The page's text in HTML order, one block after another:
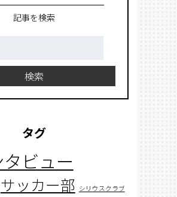
記事を検索
検索
タグ
ビュー
サッカー部 シリウスクラブ